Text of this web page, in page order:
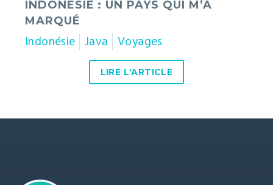
INDONÉSIE : UN PAYS QUI M’A
MARQUÉ
Indonésie Java Voyages
LIRE L'ARTICLE